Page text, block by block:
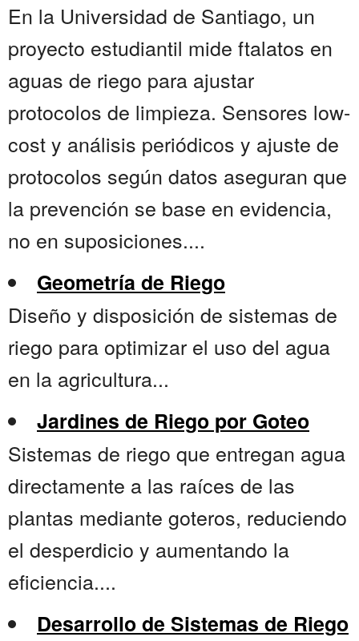
En la Universidad de Santiago, un
proyecto estudiantil mide ftalatos en
aguas de riego para ajustar
protocolos de limpieza. Sensores low-
cost y análisis periódicos y ajuste de
protocolos según datos aseguran que
la prevención se base en evidencia,
no en suposiciones....
Geometría de Riego
Diseño y disposición de sistemas de
riego para optimizar el uso del agua
en la agricultura...
Jardines de Riego por Goteo
Sistemas de riego que entregan agua
directamente a las raíces de las
plantas mediante goteros, reduciendo
el desperdicio y aumentando la
eficiencia....
Desarrollo de Sistemas de Riego